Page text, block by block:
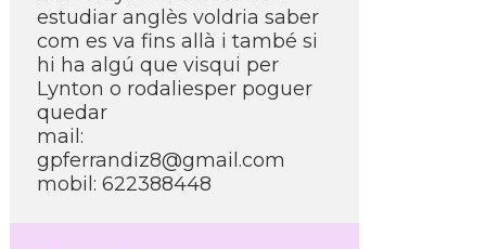
estudiar anglès voldria saber
com es va fins allà i també si
hi ha algú que visqui per
Lynton o rodaliesper poguer
quedar
mail:
gpferrandiz8@gmail.com
mobil: 622388448